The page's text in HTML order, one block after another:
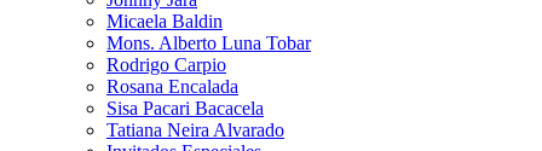
Micaela Baldin
Mons. Alberto Luna Tobar
Rodrigo Carpio
Rosana Encalada
Sisa Pacari Bacacela
Tatiana Neira Alvarado